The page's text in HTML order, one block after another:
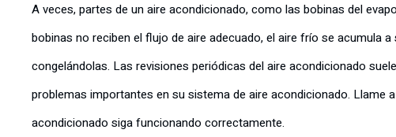
A veces, partes de un aire acondicionado, como las bobinas del
bobinas no reciben el flujo de aire adecuado, el aire frío se acumula
congelándolas. Las revisiones periódicas del aire acondicionado
problemas importantes en su sistema de aire acondicionado. Llame
acondicionado siga funcionando correctamente.